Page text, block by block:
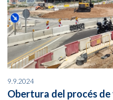
9.9.2024
Obertura del procés